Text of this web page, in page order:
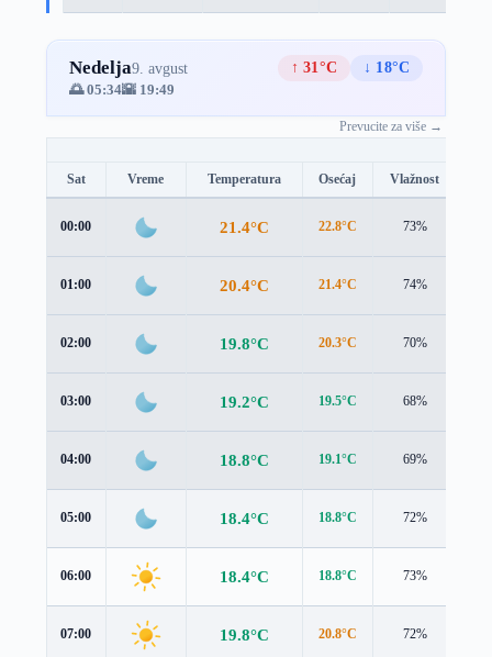
Nedelja9. avgust ↑ 31°C
↓ 18°C
🌅 05:34🌇 19:49
Prevucite za više →
Sat Vreme Temperatura Osećaj Vlažnost
00:00 21.4°C 22.8°C 73%
01:00 20.4°C 21.4°C 74%
02:00 19.8°C 20.3°C 70%
03:00 19.2°C 19.5°C 68%
04:00 18.8°C 19.1°C 69%
05:00 18.4°C 18.8°C 72%
06:00 18.4°C 18.8°C 73%
07:00 19.8°C 20.8°C 72%